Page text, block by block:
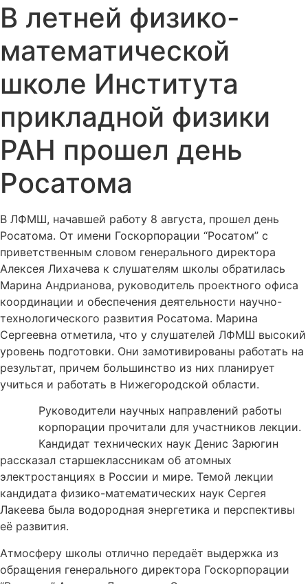
В летней физико-
математической
школе Института
прикладной физики
РАН прошел день
Росатома
В ЛФМШ, начавшей работу 8 августа, прошел день
Росатома. От имени Госкорпорации “Росатом” с
приветственным словом генерального директора
Алексея Лихачева к слушателям школы обратилась
Марина Андрианова, руководитель проектного офиса
координации и обеспечения деятельности научно-
технологического развития Росатома. Марина
Сергеевна отметила, что у слушателей ЛФМШ высокий
уровень подготовки. Они замотивированы работать на
результат, причем большинство из них планирует
учиться и работать в Нижегородской области.
Руководители научных направлений работы
корпорации прочитали для участников лекции.
Кандидат технических наук Денис Зарюгин
рассказал старшеклассникам об атомных
электростанциях в России и мире. Темой лекции
кандидата физико-математических наук Сергея
Лакеева была водородная энергетика и перспективы
её развития.
Атмосферу школы отлично передаёт выдержка из
обращения генерального директора Госкорпорации